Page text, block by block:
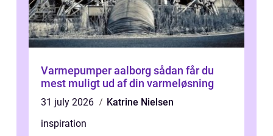
Varmepumper aalborg sådan får du
mest muligt ud af din varmeløsning
31 july 2026
Katrine Nielsen
inspiration